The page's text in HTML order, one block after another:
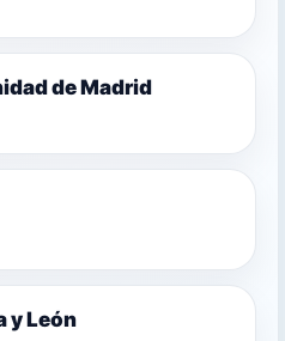
de Madrid
y León